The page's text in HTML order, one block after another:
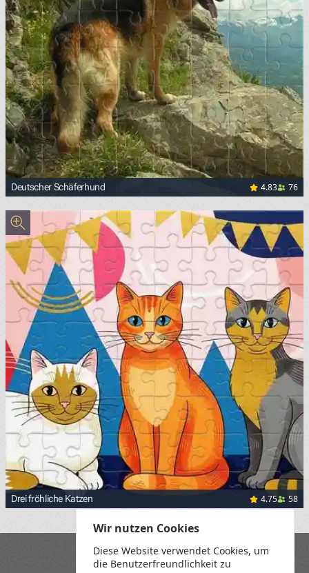
Deutscher Schäferhund 4.83 76
Drei fröhliche Katzen 4.75 58
Blog
Playground
Wir nutzen Cookies
Diese Website verwendet Cookies, um
die Benutzerfreundlichkeit zu